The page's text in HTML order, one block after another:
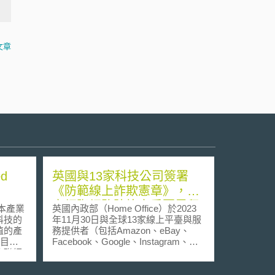
章
產業
技的
的產
聯網
創
英國與13家科技公司簽署
《防範線上詐欺憲章》，建
立網際網路防詐之重要里程
碑
英國內政部（Home Office）於2023
年11月30日與全球13家線上平臺與服
務提供者（包括Amazon、eBay、
Facebook、Google、Instagram、
Snapchat、TikTok、X（Twitter）、